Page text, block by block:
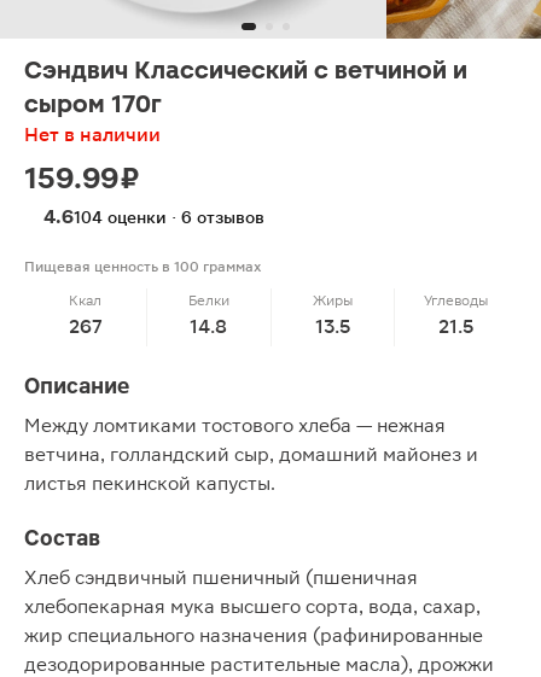
Сэндвич Классический с ветчиной и
сыром 170г
Нет в наличии
159.99 ₽
4.6104 оценки · 6 отзывов
Пищевая ценность в 100 граммах
Ккал
267
Белки
14.8
Жиры
13.5
Углеводы
21.5
Описание
Между ломтиками тостового хлеба — нежная
ветчина, голландский сыр, домашний майонез и
листья пекинской капусты.
Состав
Хлеб сэндвичный пшеничный (пшеничная
хлебопекарная мука высшего сорта, вода, сахар,
жир специального назначения (рафинированные
дезодорированные растительные масла), дрожжи